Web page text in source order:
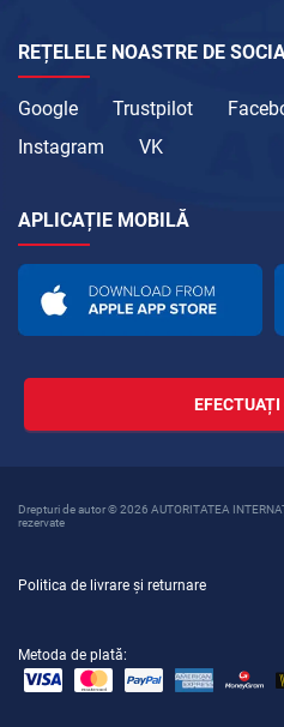
REȚELELE NOASTRE DE
Google Trustpilot
Instagram
VK
APLICAȚIE MOBILĂ
Drepturi de autor © 2026 AUTORITATEA
rezervate
Politica de livrare și returnare
Metoda de plată: